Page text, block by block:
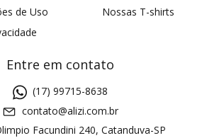
de Uso
Nossas T-shirts
Entre em contato
(17) 99715-8638
contato@alizi.com.br
Facundini 240, Catanduva-SP